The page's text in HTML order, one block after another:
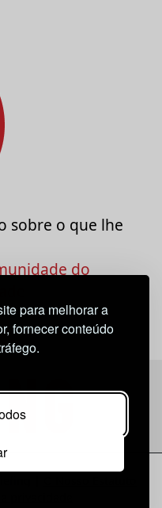
para melhorar a
fornecer conteúdo
sobre o que lhe
do